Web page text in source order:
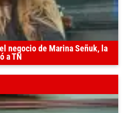
negocio de Marina Señuk, la
a TN